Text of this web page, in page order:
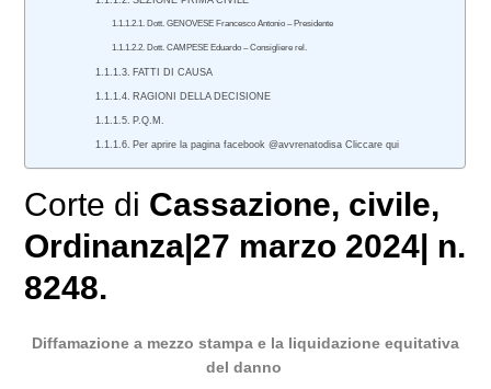
Dott. GENOVESE Francesco Antonio – Presidente
Dott. CAMPESE Eduardo – Consigliere rel.
FATTI DI CAUSA
RAGIONI DELLA DECISIONE
P.Q.M.
Per aprire la pagina facebook @avvrenatodisa Cliccare qui
Corte di Cassazione, civile,
Ordinanza|27 marzo 2024| n.
8248.
Diffamazione a mezzo stampa e la liquidazione equitativa
del danno